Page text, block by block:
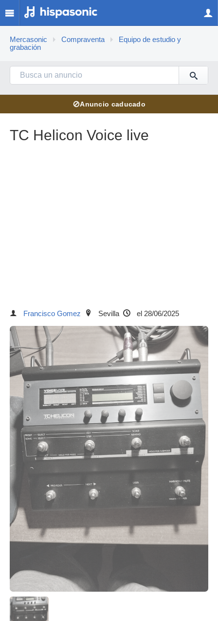
Mercasonic Compraventa
Equipo de estudio y
grabación
⊘Anuncio caducado
TC Helicon Voice live
Francisco Gomez Sevilla el 28/06/2025